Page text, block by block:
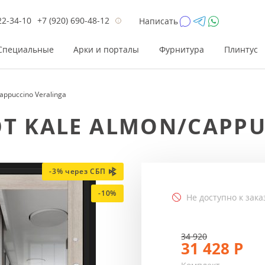
34-10 +7 (920) 690-48-12 Написать
до 26 200Р
от 42 000Р
до 17 800Р
от 33 300Р
Арки и порталы Фурнитура Плинтус
Veralinga
ALMON/
-3% через СБП
-10% Не доступно к
31 428 Р
34 920